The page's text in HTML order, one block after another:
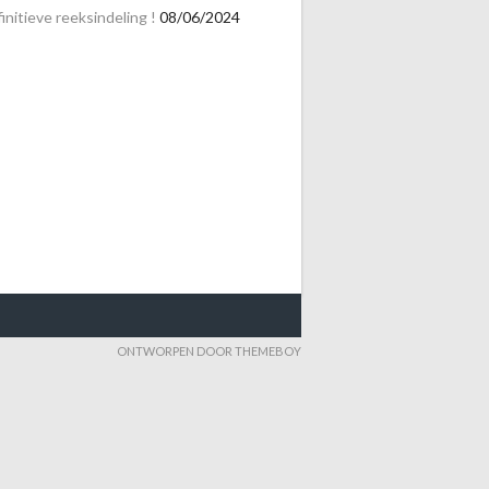
reeksindeling ! 08/06/2024
ONTWORPEN DOOR THEMEBOY